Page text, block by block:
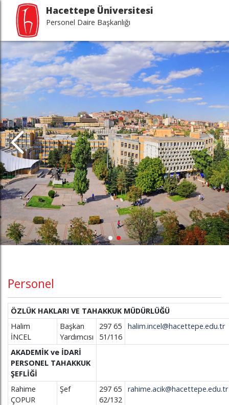
Hacettepe Üniversitesi
Personel Daire Başkanlığı
Personel
ÖZLÜK HAKLARI VE TAHAKKUK MÜDÜRLÜĞÜ
Halim
İNCEL
Başkan
Yardımcısı
297 65
51/116
halim.incel@hacettepe.edu.tr
AKADEMİK ve İDARİ
PERSONEL TAHAKKUK
ŞEFLİĞİ
Rahime
ÇOPUR
Şef
297 65
62/132
rahime.acik@hacettepe.edu.tr